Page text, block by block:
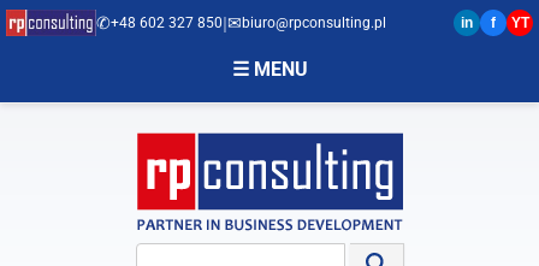
✆+48 602 327 850|✉︎biuro@rpconsulting.pl in f YT
☰ MENU